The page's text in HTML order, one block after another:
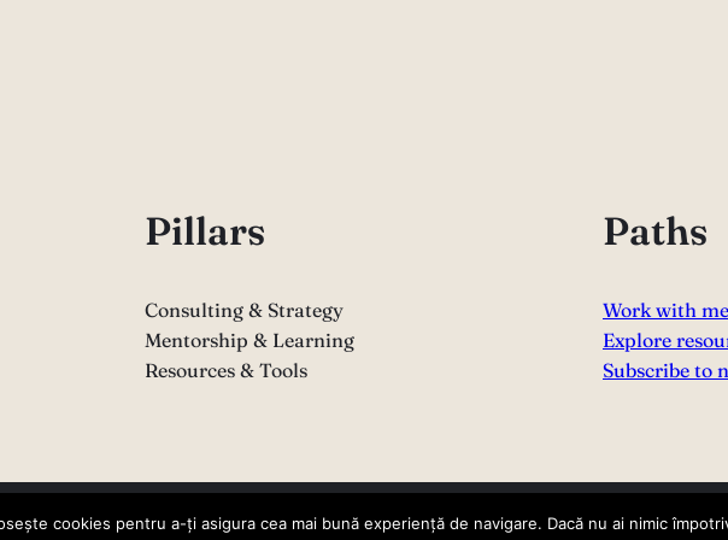
Pillars
Consulting & Strategy
Mentorship & Learning
Resources & Tools
Paths
Work with me
Explore
Subscribe to
cookies pentru a-ți asigura cea mai bună experiență de navigare. Dacă nu ai nimic